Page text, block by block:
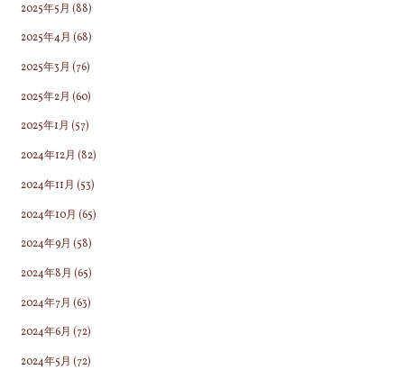
2025年5月 (88)
2025年4月 (68)
2025年3月 (76)
2025年2月 (60)
2025年1月 (57)
2024年12月 (82)
2024年11月 (53)
2024年10月 (65)
2024年9月 (58)
2024年8月 (65)
2024年7月 (63)
2024年6月 (72)
2024年5月 (72)